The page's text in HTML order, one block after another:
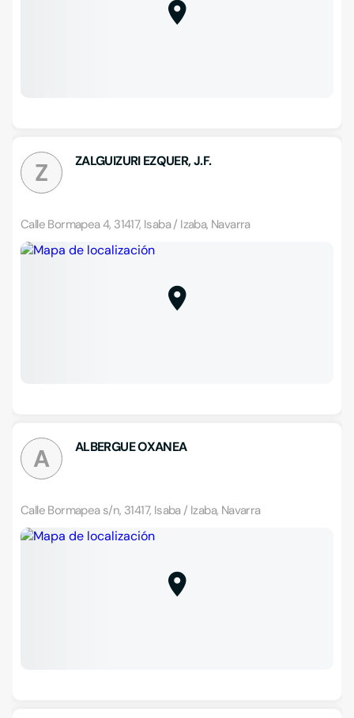
Z ZALGUIZURI EZQUER, J.F.
Calle Bormapea 4, 31417, Isaba / Izaba, Navarra
A ALBERGUE OXANEA
Calle Bormapea s/n, 31417, Isaba / Izaba, Navarra